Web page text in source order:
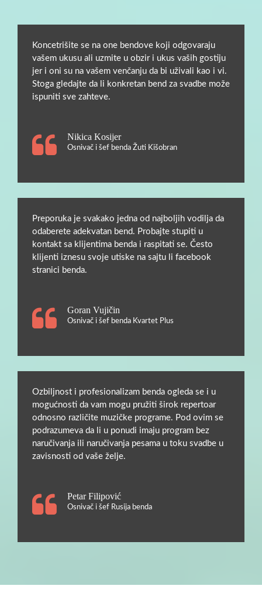
Koncetrišite se na one bendove koji odgovaraju
vašem ukusu ali uzmite u obzir i ukus vaših gostiju
jer i oni su na vašem venčanju da bi uživali kao i vi.
Stoga gledajte da li konkretan bend za svadbe može
ispuniti sve zahteve.
Nikica Kosijer
Osnivač i šef benda Žuti Kišobran
Preporuka je svakako jedna od najboljih vodilja da
odaberete adekvatan bend. Probajte stupiti u
kontakt sa klijentima benda i raspitati se. Često
klijenti iznesu svoje utiske na sajtu li facebook
stranici benda.
Goran Vujičin
Osnivač i šef benda Kvartet Plus
Ozbiljnost i profesionalizam benda ogleda se i u
mogućnosti da vam mogu pružiti širok repertoar
odnosno različite muzičke programe. Pod ovim se
podrazumeva da li u ponudi imaju program bez
naručivanja ili naručivanja pesama u toku svadbe u
zavisnosti od vaše želje.
Petar Filipović
Osnivač i šef Rusija benda